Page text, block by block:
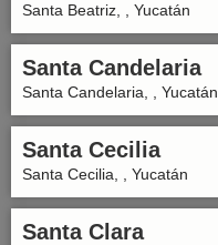
Santa Beatriz, , Yucatán
Santa Candelaria
Santa Candelaria, , Yucatán
Santa Cecilia
Santa Cecilia, , Yucatán
Santa Clara